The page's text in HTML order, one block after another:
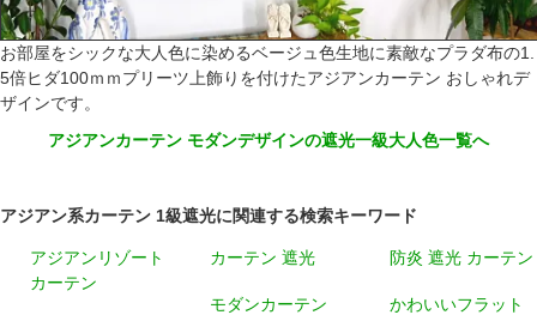
お部屋をシックな大人色に染めるベージュ色生地に素敵なプラダ布の1.
5倍ヒダ100ｍｍプリーツ上飾りを付けたアジアンカーテン おしゃれデ
ザインです。
アジアンカーテン モダンデザインの遮光一級大人色一覧へ
アジアン系カーテン 1級遮光に関連する検索キーワード
アジアンリゾート
カーテン
カーテン 遮光
モダンカーテン
防炎 遮光 カーテン
かわいいフラット